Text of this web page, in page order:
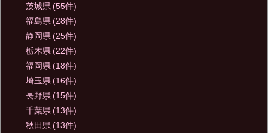
茨城県 (55件)
福島県 (28件)
静岡県 (25件)
栃木県 (22件)
福岡県 (18件)
埼玉県 (16件)
長野県 (15件)
千葉県 (13件)
秋田県 (13件)